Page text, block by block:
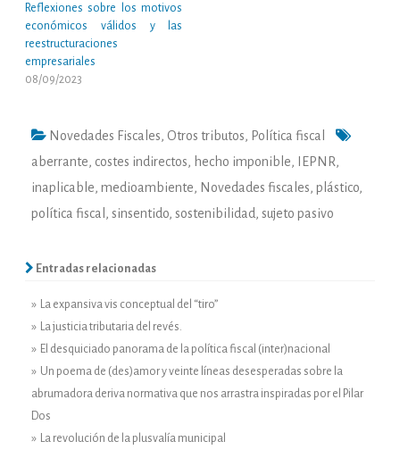
Reflexiones sobre los motivos
económicos válidos y las
reestructuraciones
empresariales
08/09/2023
Novedades Fiscales, Otros tributos, Política fiscal
aberrante, costes indirectos, hecho imponible, IEPNR,
inaplicable, medioambiente, Novedades fiscales, plástico,
política fiscal , sinsentido, sostenibilidad , sujeto pasivo
Entradas relacionadas
» La expansiva vis conceptual del “tiro”
» La justicia tributaria del revés.
» El desquiciado panorama de la política fiscal (inter)nacional
» Un poema de (des)amor y veinte líneas desesperadas sobre la
abrumadora deriva normativa que nos arrastra inspiradas por el Pilar
Dos
» La revolución de la plusvalía municipal